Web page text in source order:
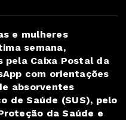
e mulheres
semana,
pela Caixa Postal da
com orientações
absorventes
de Saúde (SUS), pelo
da Saúde e